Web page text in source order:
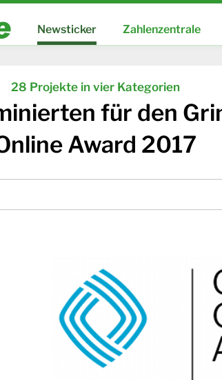
Newsticker Zahlenzentrale
28 Projekte in vier Kategorien
für den
Award 2017